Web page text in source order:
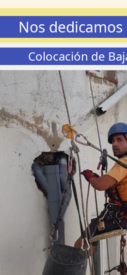
Nos
Colocación de